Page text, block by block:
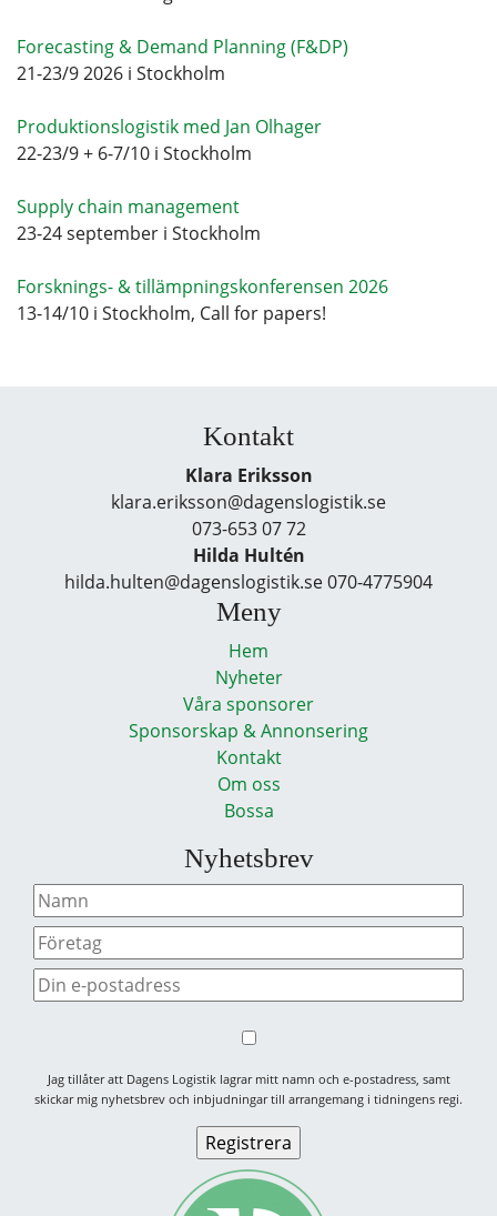
Forecasting & Demand Planning (F&DP)
21-23/9 2026 i Stockholm
Produktionslogistik med Jan Olhager
22-23/9 + 6-7/10 i Stockholm
Supply chain management
23-24 september i Stockholm
Forsknings- & tillämpningskonferensen 2026
13-14/10 i Stockholm, Call for papers!
Kontakt
Klara Eriksson
klara.eriksson@dagenslogistik.se
073-653 07 72
Hilda Hultén
hilda.hulten@dagenslogistik.se 070-4775904
Meny
Hem
Nyheter
Våra sponsorer
Sponsorskap & Annonsering
Kontakt
Om oss
Bossa
Nyhetsbrev
Jag tillåter att Dagens Logistik lagrar mitt namn och e-postadress, samt
skickar mig nyhetsbrev och inbjudningar till arrangemang i tidningens regi.